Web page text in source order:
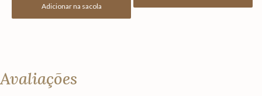
Adicionar na sacola
Avaliações